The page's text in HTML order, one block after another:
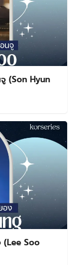
(Son Hyun
Soo